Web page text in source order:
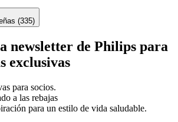
(335)
newsletter de Philips para
exclusivas
para socios.
a las rebajas
para un estilo de vida saludable.